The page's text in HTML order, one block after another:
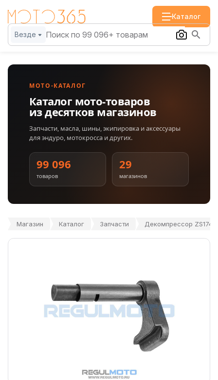
Каталог
Везде
МОТО-КАТАЛОГ
Каталог мото-товаров
из десятков магазинов
Запчасти, масла, шины, экипировка и аксессуары
для эндуро, мотокросса и других.
99 096
товаров
29
магазинов
Магазин Каталог Запчасти Декомпрессор